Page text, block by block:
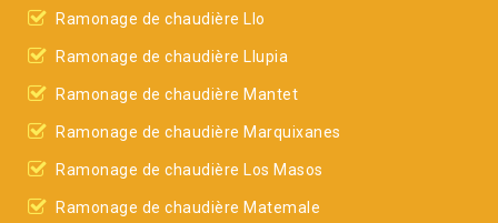
Ramonage de chaudière Llo
Ramonage de chaudière Llupia
Ramonage de chaudière Mantet
Ramonage de chaudière Marquixanes
Ramonage de chaudière Los Masos
Ramonage de chaudière Matemale